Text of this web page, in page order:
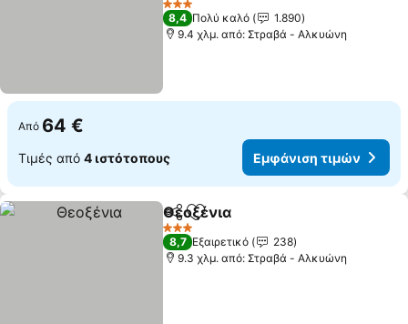
3 Αστέρια
8,4 Πολύ καλό
1.890
9.4 χλμ. από: Στραβά - Αλκυώνη
Από 64 €
Τιμές από 4 ιστότοπους Εμφάνιση τιμών
Κοινοποίηση
Προσθήκη στα αγαπημένα
Θεοξένια
3 Αστέρια
8,7 Εξαιρετικό
238
9.3 χλμ. από: Στραβά - Αλκυώνη